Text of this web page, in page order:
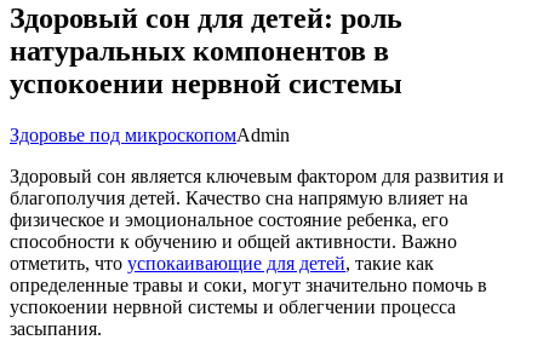
Здоровый сон для детей: роль
натуральных компонентов в
успокоении нервной системы
Здоровье под микроскопомAdmin
Здоровый сон является ключевым фактором для развития и
благополучия детей. Качество сна напрямую влияет на
физическое и эмоциональное состояние ребенка, его
способности к обучению и общей активности. Важно
отметить, что успокаивающие для детей, такие как
определенные травы и соки, могут значительно помочь в
успокоении нервной системы и облегчении процесса
засыпания.